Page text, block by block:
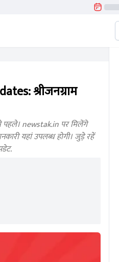
श्रीजनग्राम
newstak.in पर मिलेंगे
यहां उपलब्ध होगी। जुड़े रहें